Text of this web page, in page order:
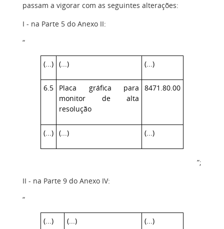
passam a vigorar com as seguintes alterações:
I - na Parte 5 do Anexo II:
“
(...) (...) (...)
6.5
Placa gráfica para
monitor de alta
resolução
8471.80.00
(...) (...) (...)
”;
II - na Parte 9 do Anexo IV:
“
(...) (...) (...)